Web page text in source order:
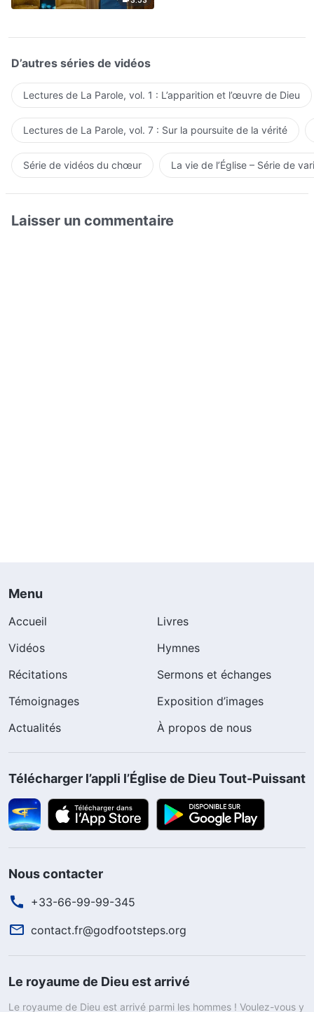
D’autres séries de vidéos
Lectures de La Parole, vol. 1 : L’apparition et l’œuvre de Dieu
Lectures de La Parole, vol. 7 : Sur la poursuite de la vérité
Série de vidéos du chœur La vie de l’Église – Série de
Laisser un commentaire
Menu
Accueil
Livres
Vidéos
Hymnes
Récitations
Sermons et échanges
Témoignages
Exposition d’images
Actualités
À propos de nous
Télécharger l’appli l’Église de Dieu Tout-Puissant
Nous contacter
+33-66-99-99-345
contact.fr@godfootsteps.org
Le royaume de Dieu est arrivé
Le royaume de Dieu est arrivé parmi les hommes ! Voulez-vous y